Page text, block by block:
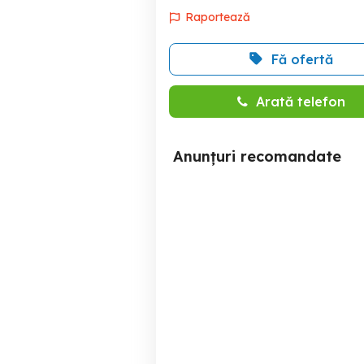
Raportează
Fă ofertă
Arată telefon
Anunțuri recomandate